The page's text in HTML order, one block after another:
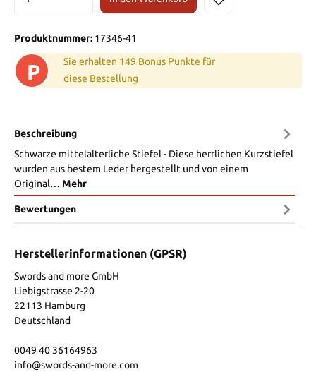
Produktnummer: 17346-41
P
Sie erhalten 149 Bonus Punkte für
diese Bestellung
Beschreibung
Schwarze mittelalterliche Stiefel - Diese herrlichen Kurzstiefel
wurden aus bestem Leder hergestellt und von einem
Original… Mehr
Bewertungen
Herstellerinformationen (GPSR)
Swords and more GmbH
Liebigstrasse 2-20
22113 Hamburg
Deutschland
0049 40 36164963
info@swords-and-more.com